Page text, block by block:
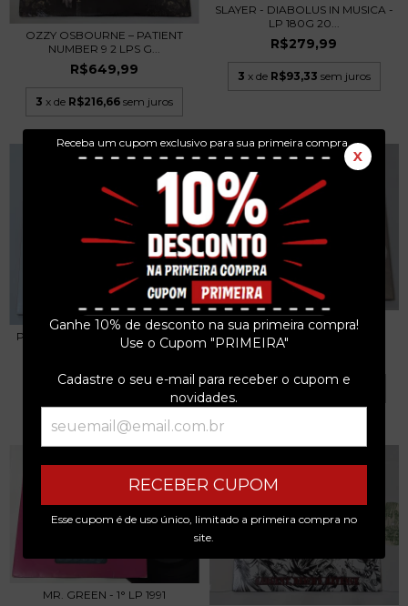
Receba um cupom exclusivo para sua primeira compra.
X
Ganhe 10% de desconto na sua primeira compra!
Use o Cupom "PRIMEIRA"
Cadastre o seu e-mail para receber o cupom e
novidades.
RECEBER CUPOM
Esse cupom é de uso único, limitado a primeira compra no
site.
OZZY OSBOURNE – PATIENT
NUMBER 9 2 LPS G...
R$649,99
3 x de R$216,66 sem juros
SLAYER - DIABOLUS IN MUSICA -
LP 180G 20...
R$279,99
3 x de R$93,33 sem juros
POISON - LOOK WHAT THE CAT
DRAGGED IN LP...
R$449,99
sem juros
UFO - NO HEAVY PETTING - 3
LPS 2023 EU L...
3 x deR$200,00 sem juros
MR. GREEN - 1° LP 1991